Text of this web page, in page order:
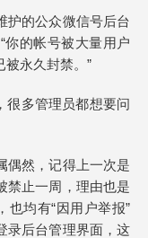
护的公众微信号后台
你的帐号被大量用户
永久封禁。”
很多管理员都想要问
偶然，记得上一次是
禁止一周，理由也是
也均有“因用户举报”
录后台管理界面，这